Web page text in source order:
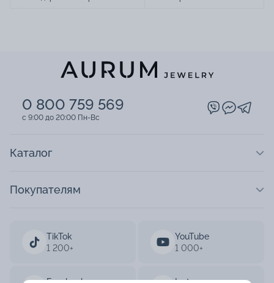
0 800 759 569
c 9:00 до 20:00 Пн-Вс
TikTok
1 200+
YouTube
1 000+
Каталог
Покупателям